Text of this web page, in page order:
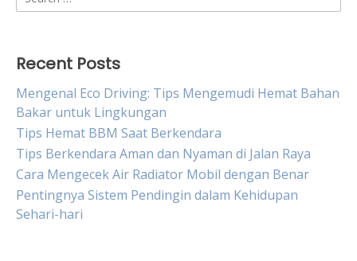
for:
Recent Posts
Mengenal Eco Driving: Tips Mengemudi Hemat Bahan
Bakar untuk Lingkungan
Tips Hemat BBM Saat Berkendara
Tips Berkendara Aman dan Nyaman di Jalan Raya
Cara Mengecek Air Radiator Mobil dengan Benar
Pentingnya Sistem Pendingin dalam Kehidupan
Sehari-hari